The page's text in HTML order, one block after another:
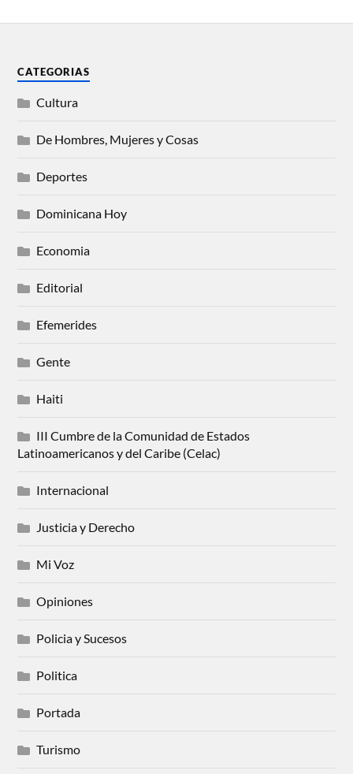
CATEGORIAS
Cultura
De Hombres, Mujeres y Cosas
Deportes
Dominicana Hoy
Economia
Editorial
Efemerides
Gente
Haiti
III Cumbre de la Comunidad de Estados
Latinoamericanos y del Caribe (Celac)
Internacional
Justicia y Derecho
Mi Voz
Opiniones
Policia y Sucesos
Politica
Portada
Turismo